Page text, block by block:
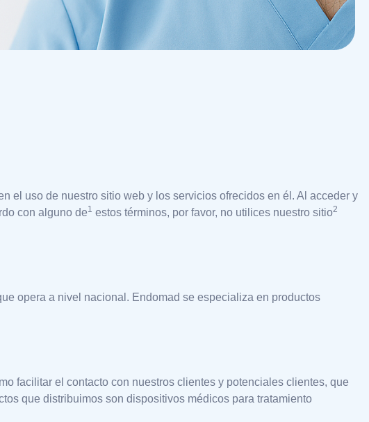
el uso de nuestro sitio web y los servicios ofrecidos en él. Al acceder y
con alguno de1 estos términos, por favor, no utilices nuestro sitio2
opera a nivel nacional. Endomad se especializa en productos
facilitar el contacto con nuestros clientes y potenciales clientes, que
que distribuimos son dispositivos médicos para tratamiento